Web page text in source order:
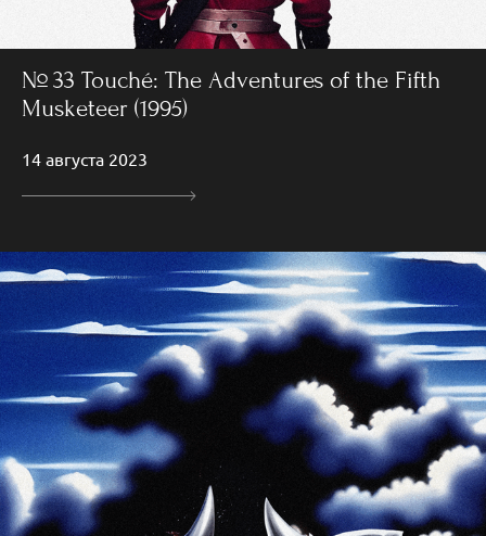
№ 33 Touché: The Adventures of the Fifth
Musketeer (1995)
14 августа 2023